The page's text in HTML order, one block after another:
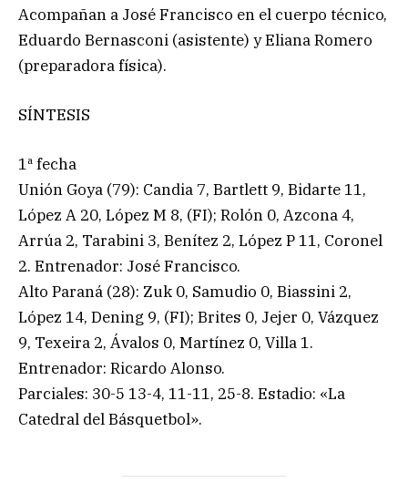
Acompañan a José Francisco en el cuerpo técnico,
Eduardo Bernasconi (asistente) y Eliana Romero
(preparadora física).
SÍNTESIS
1ª fecha
Unión Goya (79): Candia 7, Bartlett 9, Bidarte 11,
López A 20, López M 8, (FI); Rolón 0, Azcona 4,
Arrúa 2, Tarabini 3, Benítez 2, López P 11, Coronel
2. Entrenador: José Francisco.
Alto Paraná (28): Zuk 0, Samudio 0, Biassini 2,
López 14, Dening 9, (FI); Brites 0, Jejer 0, Vázquez
9, Texeira 2, Ávalos 0, Martínez 0, Villa 1.
Entrenador: Ricardo Alonso.
Parciales: 30-5 13-4, 11-11, 25-8. Estadio: «La
Catedral del Básquetbol».